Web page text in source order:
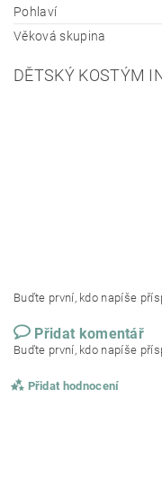
Pohlaví
Věková skupina
DĚTSKÝ KOSTÝM
Buďte první, kdo napíše
Přidat komentář
Buďte první, kdo napíše
Přidat hodnocení